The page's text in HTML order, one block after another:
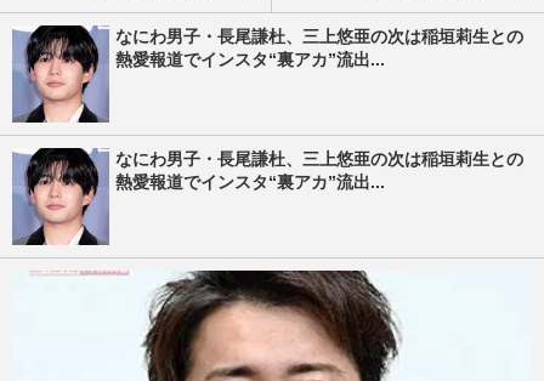
なにわ男子・長尾謙杜、三上悠亜の次は稲垣莉生との
熱愛報道でインスタ“裏アカ”流出...
なにわ男子・長尾謙杜、三上悠亜の次は稲垣莉生との
熱愛報道でインスタ“裏アカ”流出...